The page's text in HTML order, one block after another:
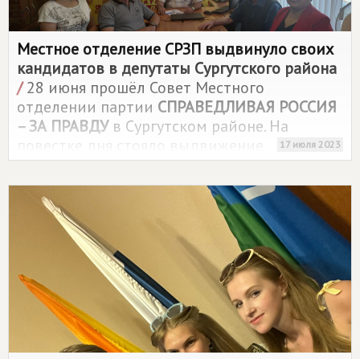
Местное отделение СРЗП выдвинуло своих
кандидатов в депутаты Сургутского района
/28 июня прошёл Совет Местного
отделении партии СПРАВЕДЛИВАЯ РОССИЯ
– ЗА ПРАВДУв Сургутском районе. На
кандидатов в депутаты на выборы глав и
представительных органов местного
самоуправления в Сургутском районе
Ханты-Мансийского автономного округа-
17 июля 2023